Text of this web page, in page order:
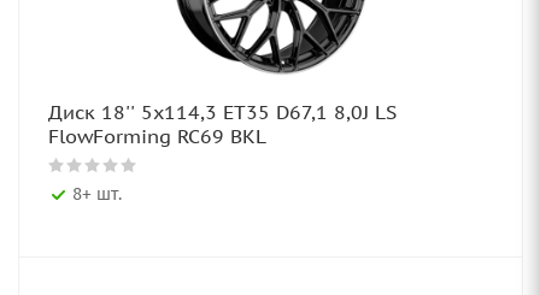
Диск 18'' 5x114,3 ET35 D67,1 8,0J LS
FlowForming RC69 BKL
8+ шт.